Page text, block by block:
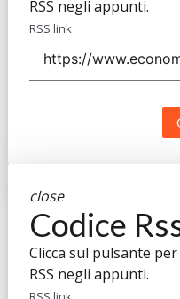
RSS negli appunti.
RSS link
close
Codice
Clicca sul pulsante
RSS negli appunti.